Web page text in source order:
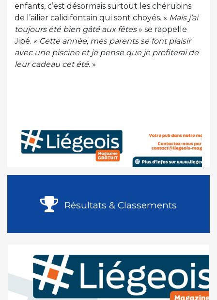
enfants, c’est désormais surtout les chérubins
de l’ailier calidifontain qui sont choyés. « Mais j’ai
toujours été bien gâté aux fêtes» se rappelle
Jipé. « Cette année, mes parents se font plaisir
avec une piscine et je pense que je profiterai de
leur cadeau cet été. »
Résultats & Classements